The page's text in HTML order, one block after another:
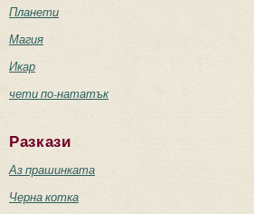
Планети
Магия
Икар
чети по-нататък
Разкази
Аз прашинката
Черна котка